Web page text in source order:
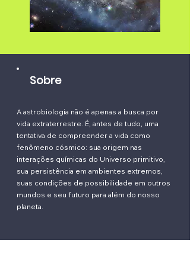
Sobre
A astrobiologia não é apenas a busca por
vida extraterrestre. É, antes de tudo, uma
tentativa de compreender a vida como
fenômeno cósmico: sua origem nas
interações químicas do Universo primitivo,
sua persistência em ambientes extremos,
suas condições de possibilidade em outros
mundos e seu futuro para além do nosso
planeta.